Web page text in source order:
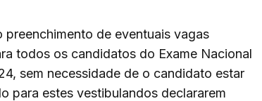
de eventuais vagas
todos os candidatos do Exame Nacional
sem necessidade de o candidato estar
para estes vestibulandos declararem